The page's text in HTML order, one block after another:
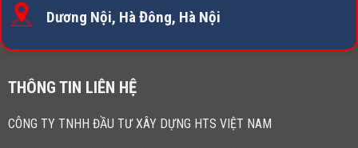
Dương Nội, Hà Đông, Hà Nội
THÔNG TIN LIÊN HỆ
CÔNG TY TNHH ĐẦU TƯ XÂY DỰNG HTS VIỆT NAM